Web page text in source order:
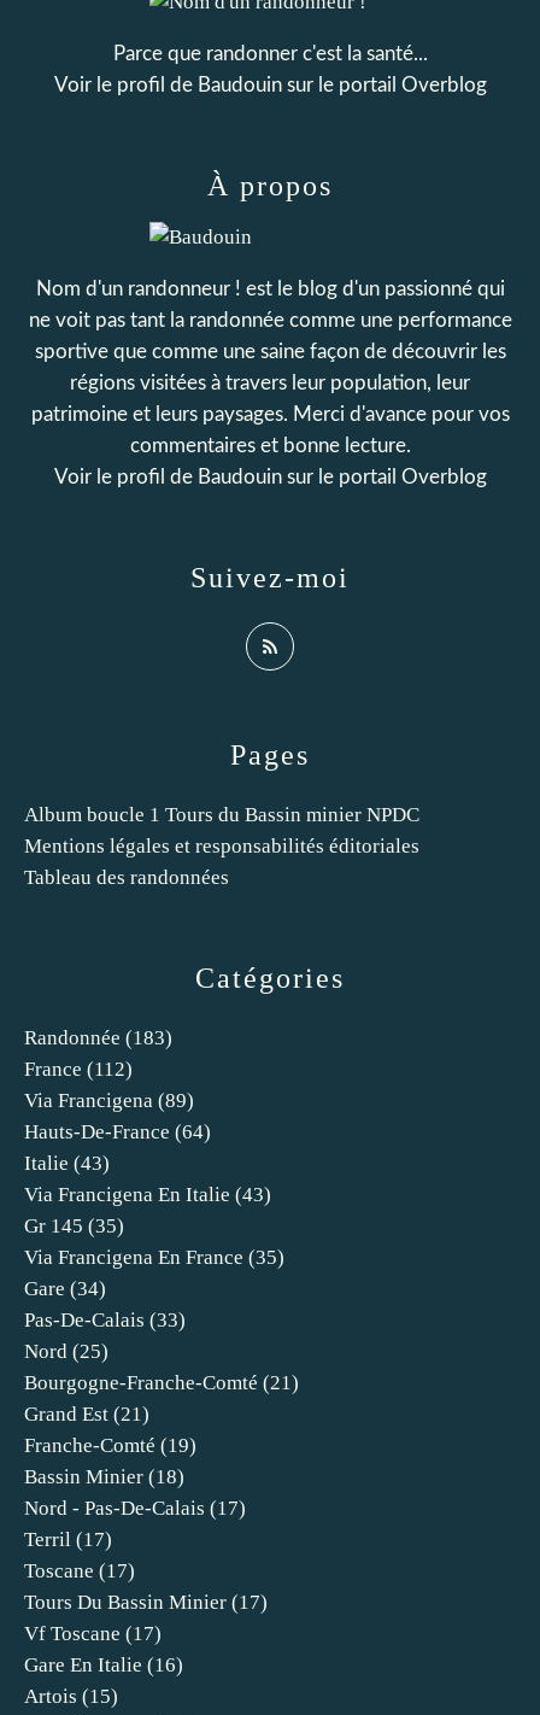
Catégories
Randonnée (183)
France (112)
Via Francigena (89)
Hauts-De-France (64)
Italie (43)
Via Francigena En Italie (43)
Gr 145 (35)
Via Francigena En France (35)
Gare (34)
Pas-De-Calais (33)
Nord (25)
Bourgogne-Franche-Comté (21)
Grand Est (21)
Franche-Comté (19)
Bassin Minier (18)
Nord - Pas-De-Calais (17)
Terril (17)
Toscane (17)
Tours Du Bassin Minier (17)
Vf Toscane (17)
Gare En Italie (16)
Artois (15)
Pages
Album boucle 1 Tours du Bassin minier NPDC
Mentions légales et responsabilités éditoriales
Tableau des randonnées
Parce que randonner c'est la santé...
Voir le profil de Baudouinsur le portail Overblog
Suivez-moi
À propos
Nom d'un randonneur ! est le blog d'un passionné qui
ne voit pas tant la randonnée comme une performance
sportive que comme une saine façon de découvrir les
régions visitées à travers leur population, leur
patrimoine et leurs paysages. Merci d'avance pour vos
commentaires et bonne lecture.
Voir le profil de Baudouinsur le portail Overblog